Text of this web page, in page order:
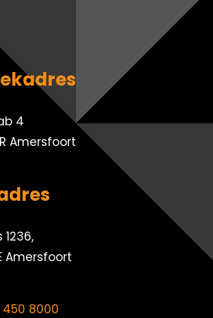
4
Amersfoort
1236,
Amersfoort
8000